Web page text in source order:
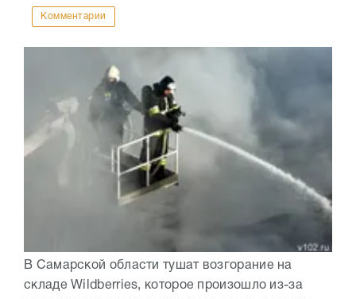
Комментарии
В Самарской области тушат возгорание на
складе Wildberries, которое произошло из-за